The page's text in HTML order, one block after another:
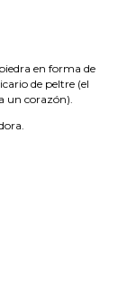
en forma de
de peltre (el
un corazón).